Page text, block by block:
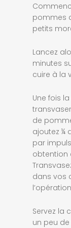
pommes
petits
Lancez
minutes
cuire à la
Une fois
de
ajoutez ¼
par
obtention
dans vos
Servez la
un peu